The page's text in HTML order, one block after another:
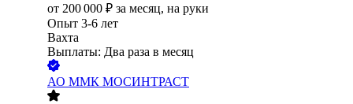
от 200 000 ₽ за месяц, на руки
Опыт 3-6 лет
Вахта
Выплаты: Два раза в месяц
АО ММК МОСИНТРАСТ